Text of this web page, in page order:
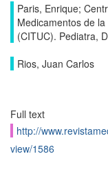
Paris, Enrique;
Medicamentos de
(CITUC). Pediatra,
Rios, Juan Carlos
Full text
http://
view/1586